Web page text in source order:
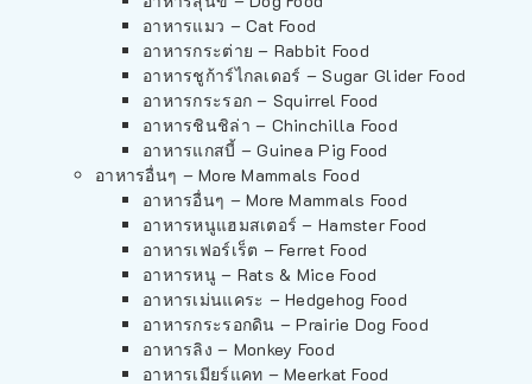
อาหารแมว – Cat Food
อาหารกระต่าย – Rabbit Food
อาหารชูก้าร์ไกลเดอร์ – Sugar Glider Food
อาหารกระรอก – Squirrel Food
อาหารชินชิล่า – Chinchilla Food
อาหารแกสบี้ – Guinea Pig Food
อาหารอื่นๆ – More Mammals Food
อาหารอื่นๆ – More Mammals Food
อาหารหนูแฮมสเตอร์ – Hamster Food
อาหารเฟอร์เร็ต – Ferret Food
อาหารหนู – Rats & Mice Food
อาหารเม่นแคระ – Hedgehog Food
อาหารกระรอกดิน – Prairie Dog Food
อาหารลิง – Monkey Food
อาหารเมียร์แคท – Meerkat Food